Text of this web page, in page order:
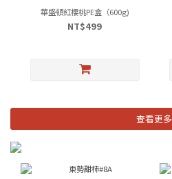
華盛頓紅櫻桃PE盒（600g)
NT$499
查看更多